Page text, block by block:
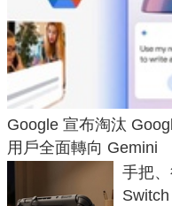
Google 宣布淘汰
用戶全面轉向 Gemini
手把